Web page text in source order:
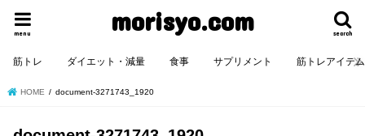
morisyo.com search
menu
筋トレ ダイエット・減量 食事 サプリメント 筋トレアイテム
HOME document-3271743_1920